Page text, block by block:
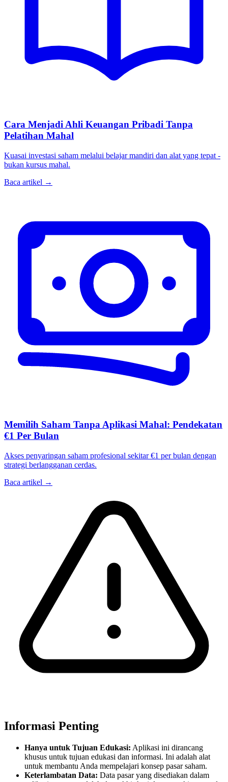
Cara Menjadi Ahli Keuangan Pribadi Tanpa
Pelatihan Mahal
Kuasai investasi saham melalui belajar mandiri dan alat yang tepat -
bukan kursus mahal.
Baca artikel →
Memilih Saham Tanpa Aplikasi Mahal: Pendekatan
€1 Per Bulan
Akses penyaringan saham profesional sekitar €1 per bulan dengan
strategi berlangganan cerdas.
Baca artikel →
Informasi Penting
Hanya untuk Tujuan Edukasi: Aplikasi ini dirancang
khusus untuk tujuan edukasi dan informasi. Ini adalah alat
untuk membantu Anda mempelajari konsep pasar saham.
Keterlambatan Data: Data pasar yang disediakan dalam